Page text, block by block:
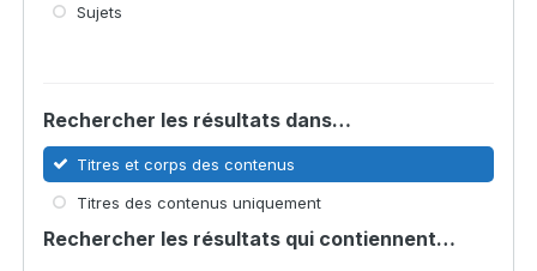
Sujets
Rechercher les résultats dans…
Titres et corps des contenus
Titres des contenus uniquement
Rechercher les résultats qui contiennent…